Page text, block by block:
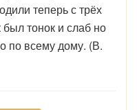
теперь с трёх
тонок и слаб но
по всему дому. (В.